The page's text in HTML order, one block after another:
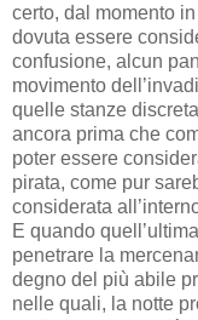
certo, dal momento
dovuta essere
confusione, alcun
movimento
quelle stanze
ancora prima che
poter essere
pirata, come pur
considerata
E quando
penetrare la
degno del più abile
nelle quali, la notte